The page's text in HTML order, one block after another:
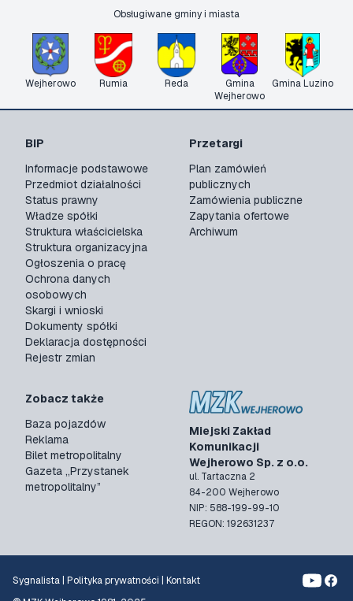
Obsługiwane gminy i miasta
Wejherowo Rumia Reda
Gmina
Wejherowo
Gmina Luzino
Miejski Zakład
Komunikacji
Wejherowo Sp. z o.o.
ul. Tartaczna 2
84-200 Wejherowo
NIP: 588-199-99-10
REGON: 192631237
BIP
Informacje podstawowe
Przedmiot działalności
Status prawny
Władze spółki
Struktura właścicielska
Struktura organizacyjna
Ogłoszenia o pracę
Ochrona danych
osobowych
Skargi i wnioski
Dokumenty spółki
Deklaracja dostępności
Rejestr zmian
Przetargi
Plan zamówień
publicznych
Zamówienia publiczne
Zapytania ofertowe
Archiwum
Zobacz także
Baza pojazdów
Reklama
Bilet metropolitalny
Gazeta „Przystanek
metropolitalny”
Sygnalista Polityka prywatności
Kontakt